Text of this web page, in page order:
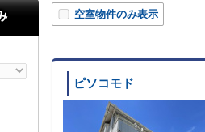
空室物件のみ表示
ピソコモド